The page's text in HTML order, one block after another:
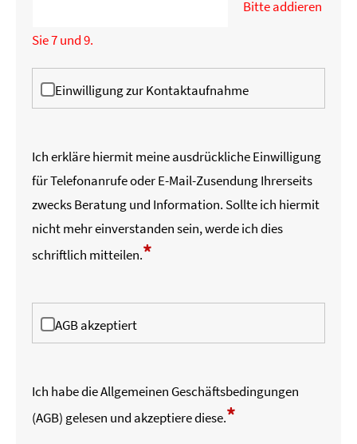
Bitte addieren
Sie 7 und 9.
Einwilligung zur Kontaktaufnahme
Ich erkläre hiermit meine ausdrückliche Einwilligung
für Telefonanrufe oder E-Mail-Zusendung Ihrerseits
zwecks Beratung und Information. Sollte ich hiermit
nicht mehr einverstanden sein, werde ich dies
schriftlich mitteilen.*
AGB akzeptiert
Ich habe dieAllgemeinen Geschäftsbedingungen
(AGB) gelesen und akzeptiere diese.*